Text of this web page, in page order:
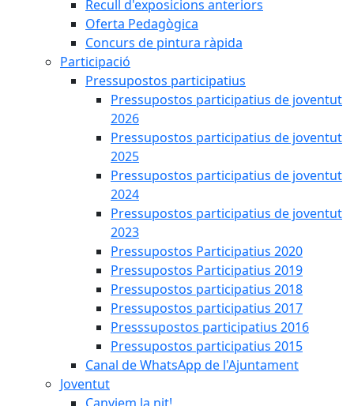
Recull d'exposicions anteriors
Oferta Pedagògica
Concurs de pintura ràpida
Participació
Pressupostos participatius
Pressupostos participatius de joventut
2026
Pressupostos participatius de joventut
2025
Pressupostos participatius de joventut
2024
Pressupostos participatius de joventut
2023
Pressupostos Participatius 2020
Pressupostos Participatius 2019
Pressupostos participatius 2018
Pressupostos participatius 2017
Presssupostos participatius 2016
Pressupostos participatius 2015
Canal de WhatsApp de l'Ajuntament
Joventut